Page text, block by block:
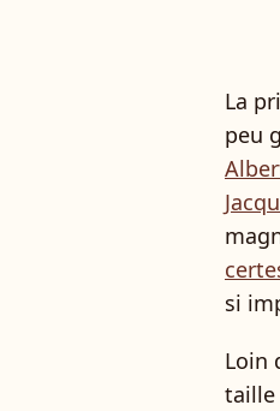
La
peu
si
Loin
taille